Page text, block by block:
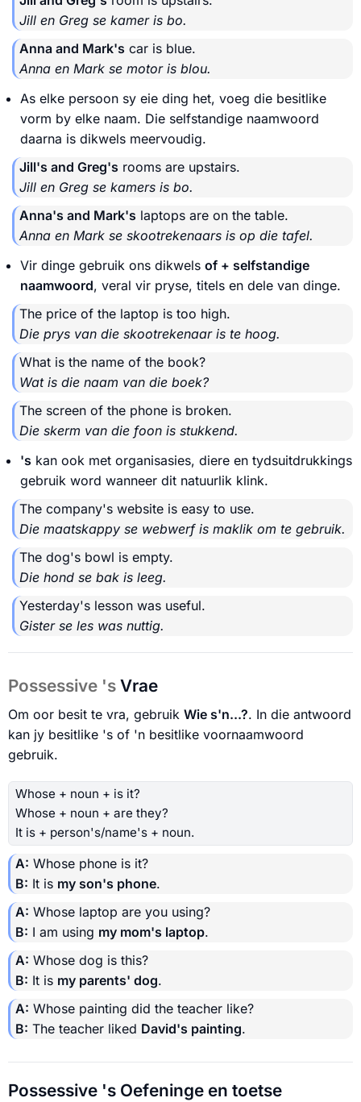
Jill en Greg se kamer is bo.
Anna and Mark's car is blue.
Anna en Mark se motor is blou.
As elke persoon sy eie ding het, voeg die besitlike
vorm by elke naam. Die selfstandige naamwoord
daarna is dikwels meervoudig.
Jill's and Greg's rooms are upstairs.
Jill en Greg se kamers is bo.
Anna's and Mark's laptops are on the table.
Anna en Mark se skootrekenaars is op die tafel.
Vir dinge gebruik ons dikwels of + selfstandige
naamwoord, veral vir pryse, titels en dele van dinge.
The price of the laptop is too high.
Die prys van die skootrekenaar is te hoog.
What is the name of the book?
Wat is die naam van die boek?
The screen of the phone is broken.
Die skerm van die foon is stukkend.
's kan ook met organisasies, diere en tydsuitdrukkings
gebruik word wanneer dit natuurlik klink.
The company's website is easy to use.
Die maatskappy se webwerf is maklik om te gebruik.
The dog's bowl is empty.
Die hond se bak is leeg.
Yesterday's lesson was useful.
Gister se les was nuttig.
Possessive 's Vrae
Om oor besit te vra, gebruik Wie s'n...?. In die antwoord
kan jy besitlike 's of 'n besitlike voornaamwoord
gebruik.
Whose + noun + is it?
Whose + noun + are they?
It is + person's/name's + noun.
A: Whose phone is it?
B: It is my son's phone.
A: Whose laptop are you using?
B: I am using my mom's laptop.
A: Whose dog is this?
B: It is my parents' dog.
A: Whose painting did the teacher like?
B: The teacher liked David's painting.
Possessive 's Oefeninge en toetse